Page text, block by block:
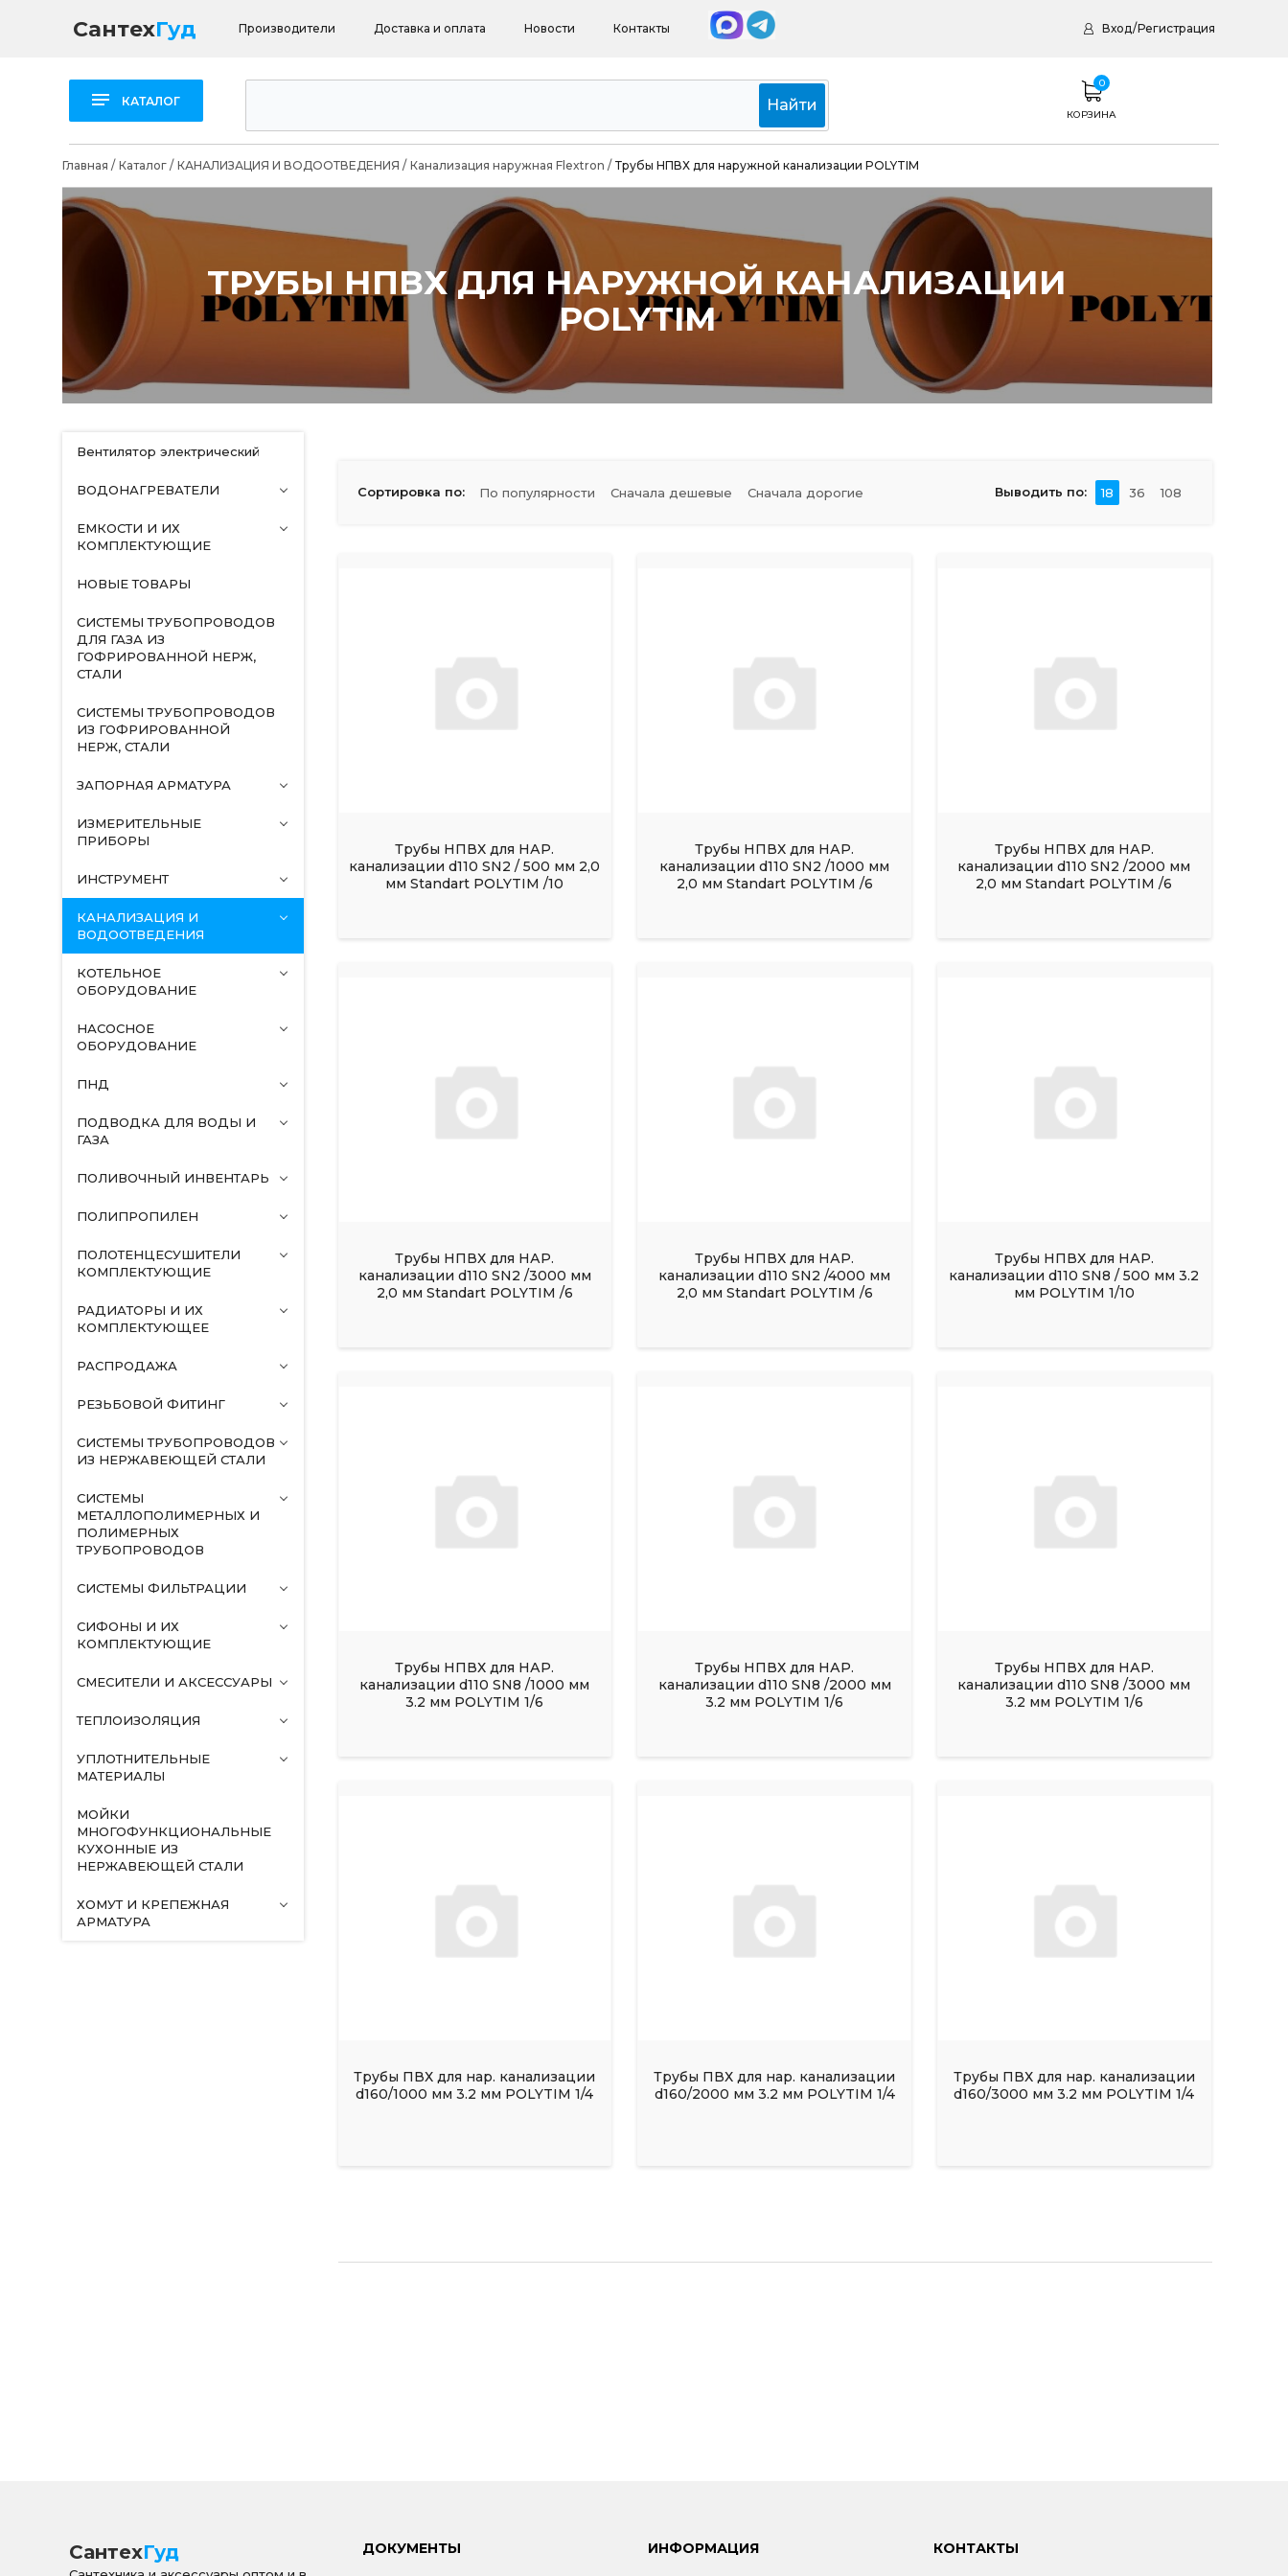
СантехГуд Производители Доставка и оплата Новости Контакты Вход/Регистрация
КАТАЛОГ Найти
0
КОРЗИНА
Главная / Каталог/ КАНАЛИЗАЦИЯ И ВОДООТВЕДЕНИЯ / Канализация наружная Flextron / Трубы НПВХ для наружной канализации POLYTIM
ТРУБЫ НПВХ ДЛЯ НАРУЖНОЙ КАНАЛИЗАЦИИ
POLYTIM
Вентилятор электрический
ВОДОНАГРЕВАТЕЛИ
ЕМКОСТИ И ИХ
КОМПЛЕКТУЮЩИЕ
НОВЫЕ ТОВАРЫ
СИСТЕМЫ ТРУБОПРОВОДОВ
ДЛЯ ГАЗА ИЗ
ГОФРИРОВАННОЙ НЕРЖ,
СТАЛИ
СИСТЕМЫ ТРУБОПРОВОДОВ
ИЗ ГОФРИРОВАННОЙ
НЕРЖ, СТАЛИ
ЗАПОРНАЯ АРМАТУРА
ИЗМЕРИТЕЛЬНЫЕ
ПРИБОРЫ
ИНСТРУМЕНТ
КАНАЛИЗАЦИЯ И
ВОДООТВЕДЕНИЯ
КОТЕЛЬНОЕ
ОБОРУДОВАНИЕ
НАСОСНОЕ
ОБОРУДОВАНИЕ
ПНД
ПОДВОДКА ДЛЯ ВОДЫ И
ГАЗА
ПОЛИВОЧНЫЙ ИНВЕНТАРЬ
ПОЛИПРОПИЛЕН
ПОЛОТЕНЦЕСУШИТЕЛИ
КОМПЛЕКТУЮЩИЕ
РАДИАТОРЫ И ИХ
КОМПЛЕКТУЮЩЕЕ
РАСПРОДАЖА
РЕЗЬБОВОЙ ФИТИНГ
СИСТЕМЫ ТРУБОПРОВОДОВ
ИЗ НЕРЖАВЕЮЩЕЙ СТАЛИ
СИСТЕМЫ
МЕТАЛЛОПОЛИМЕРНЫХ И
ПОЛИМЕРНЫХ
ТРУБОПРОВОДОВ
СИСТЕМЫ ФИЛЬТРАЦИИ
СИФОНЫ И ИХ
КОМПЛЕКТУЮЩИЕ
СМЕСИТЕЛИ И АКСЕССУАРЫ
ТЕПЛОИЗОЛЯЦИЯ
УПЛОТНИТЕЛЬНЫЕ
МАТЕРИАЛЫ
МОЙКИ
МНОГОФУНКЦИОНАЛЬНЫЕ
КУХОННЫЕ ИЗ
НЕРЖАВЕЮЩЕЙ СТАЛИ
ХОМУТ И КРЕПЕЖНАЯ
АРМАТУРА
Сортировка по: По популярности Сначала дешевые Сначала дорогие Выводить по: 18 36 108
Трубы НПВХ для НАР.
канализации d110 SN2 / 500 мм 2,0
мм Standart POLYTIM /10
Трубы НПВХ для НАР.
канализации d110 SN2 /1000 мм
2,0 мм Standart POLYTIM /6
Трубы НПВХ для НАР.
канализации d110 SN2 /2000 мм
2,0 мм Standart POLYTIM /6
Трубы НПВХ для НАР.
канализации d110 SN2 /3000 мм
2,0 мм Standart POLYTIM /6
Трубы НПВХ для НАР.
канализации d110 SN2 /4000 мм
2,0 мм Standart POLYTIM /6
Трубы НПВХ для НАР.
канализации d110 SN8 / 500 мм 3.2
мм POLYTIM 1/10
Трубы НПВХ для НАР.
канализации d110 SN8 /1000 мм
3.2 мм POLYTIM 1/6
Трубы НПВХ для НАР.
канализации d110 SN8 /2000 мм
3.2 мм POLYTIM 1/6
Трубы НПВХ для НАР.
канализации d110 SN8 /3000 мм
3.2 мм POLYTIM 1/6
Трубы ПВХ для нар. канализации
d160/1000 мм 3.2 мм POLYTIM 1/4
Трубы ПВХ для нар. канализации
d160/2000 мм 3.2 мм POLYTIM 1/4
Трубы ПВХ для нар. канализации
d160/3000 мм 3.2 мм POLYTIM 1/4
СантехГуд ДОКУМЕНТЫ ИНФОРМАЦИЯ КОНТАКТЫ